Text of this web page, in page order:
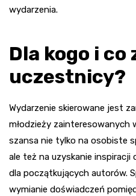
wydarzenia.
Dla kogo i co
uczestnicy?
Wydarzenie skierowane jest
młodzieży zainteresowanych
szansa nie tylko na osobiste
ale też na uzyskanie
dla początkujących autorów.
wymianie doświadczeń